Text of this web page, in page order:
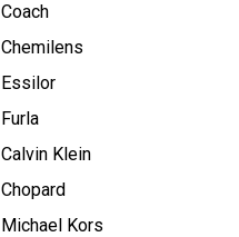
Coach
Chemilens
Essilor
Furla
Calvin Klein
Chopard
Michael Kors